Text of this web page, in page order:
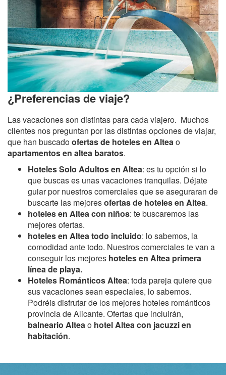
¿Preferencias de viaje?
Las vacaciones son distintas para cada viajero. Muchos
clientes nos preguntan por las distintas opciones de viajar,
que han buscadoofertas de hoteles en Altea o
apartamentos en altea baratos.
Hoteles Solo Adultos en Altea: es tu opción si lo
que buscas es unas vacaciones tranquilas. Déjate
guiar por nuestros comerciales que se aseguraran de
buscarte las mejoresofertas de hoteles en Altea.
hoteles en Altea con niños: te buscaremos las
mejores ofertas.
hoteles en Altea todo incluido: lo sabemos, la
comodidad ante todo. Nuestros comerciales te van a
conseguir los mejores hoteles en Altea primera
línea de playa.
Hoteles Románticos Altea: toda pareja quiere que
sus vacaciones sean especiales, lo sabemos.
Podréis disfrutar de los mejores hoteles románticos
provincia de Alicante. Ofertas que incluirán,
balneario Altea o hotel Altea con jacuzzi en
habitación.